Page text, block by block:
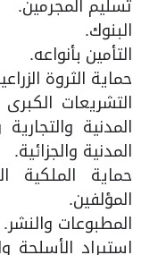
تسليم المجرمين.
البنوك.
التأمين بأنواعه.
حماية الثروة
التشريعات الكبرى
المدنية
المدنية والجزائية.
حماية الملكية
المؤلفين.
المطبوعات والنشر.
استيراد الأسلحة